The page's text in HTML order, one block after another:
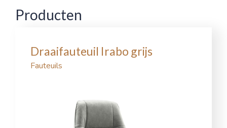
Producten
Draaifauteuil Irabo grijs
Fauteuils